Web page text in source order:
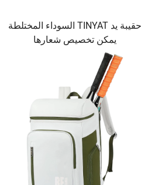
حقيبة يد TINYAT السوداء المختلطة
يمكن تخصيص شعارها